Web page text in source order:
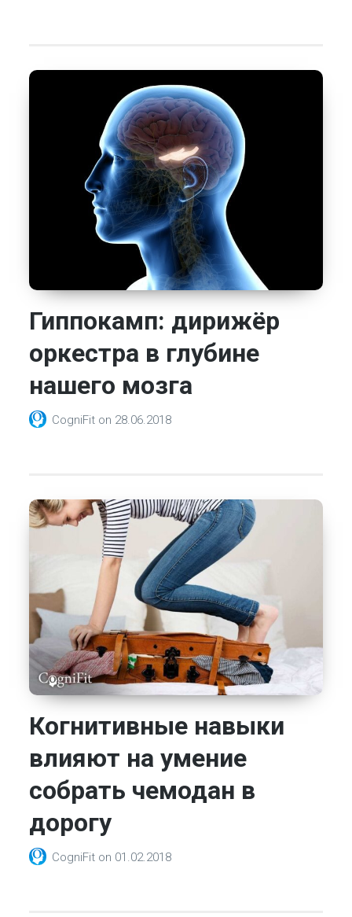
Гиппокамп: дирижёр
оркестра в глубине
нашего мозга
CogniFit on 28.06.2018
Когнитивные навыки
влияют на умение
собрать чемодан в
дорогу
CogniFit on 01.02.2018